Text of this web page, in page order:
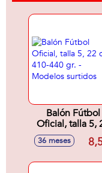
Balón Fútbol
Oficial, talla 5,
cm, 410-440
Modelos
36 meses